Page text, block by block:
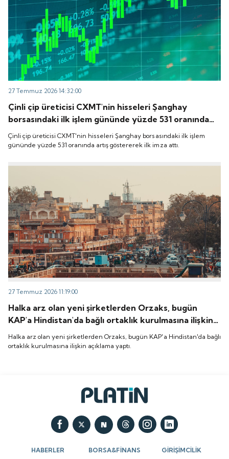
27 Temmuz 2026 14:32:00
Çinli çip üreticisi CXMT'nin hisseleri Şanghay
borsasındaki ilk işlem gününde yüzde 531 oranında
artış göstererek ilk imza attı.
Çinli çip üreticisi CXMT'nin hisseleri Şanghay borsasındaki ilk işlem
gününde yüzde 531 oranında artış göstererek ilk imza attı.
27 Temmuz 2026 11:19:00
Halka arz olan yeni şirketlerden Orzaks, bugün
KAP'a Hindistan'da bağlı ortaklık kurulmasına ilişkin
açıklama yaptı.
Halka arz olan yeni şirketlerden Orzaks, bugün KAP'a Hindistan'da bağlı
ortaklık kurulmasına ilişkin açıklama yaptı.
HABERLER BORSA&FİNANS GİRİŞİMCİLİK